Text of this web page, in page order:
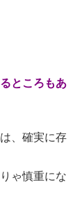
ところもあ
、確実に存
ゃ慎重にな